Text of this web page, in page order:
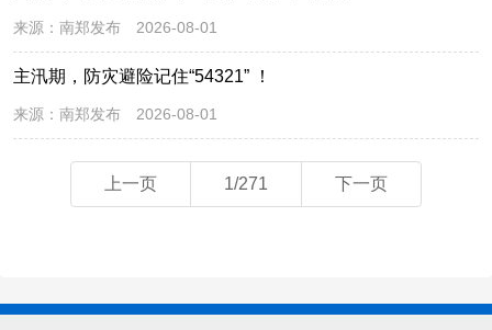
来源： 南郑发布 2026-08-01
主汛期，防灾避险记住“54321” ！
来源： 南郑发布 2026-08-01
上一页 1/271 下一页